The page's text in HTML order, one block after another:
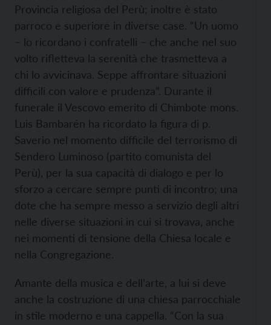
Provincia religiosa del Perù; inoltre è stato
parroco e superiore in diverse case. “Un uomo
– lo ricordano i confratelli – che anche nel suo
volto rifletteva la serenità che trasmetteva a
chi lo avvicinava. Seppe affrontare situazioni
difficili con valore e prudenza”. Durante il
funerale il Vescovo emerito di Chimbote mons.
Luis Bambarén ha ricordato la figura di p.
Saverio nel momento difficile del terrorismo di
Sendero Luminoso (partito comunista del
Perù), per la sua capacità di dialogo e per lo
sforzo a cercare sempre punti di incontro; una
dote che ha sempre messo a servizio degli altri
nelle diverse situazioni in cui si trovava, anche
nei momenti di tensione della Chiesa locale e
nella Congregazione.
Amante della musica e dell’arte, a lui si deve
anche la costruzione di una chiesa parrocchiale
in stile moderno e una cappella. “Con la sua